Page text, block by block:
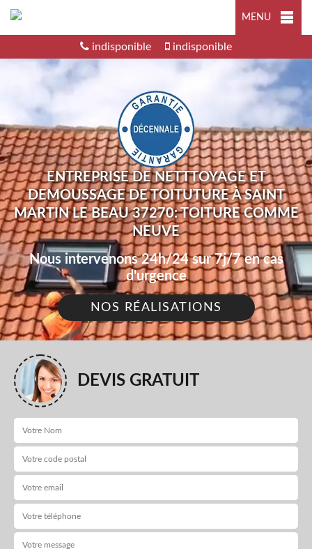
MENU
indisponible indisponible
ENTREPRISE DE NETTTOYAGE ET
DEMOUSSAGE DE TOITUTURE À SAINT
MARTIN LE BEAU 37270: TOITURE COMME
NEUVE
Nous intervenons 24h/24 sur 7j/7 en cas
d'urgence
NOS RÉALISATIONS
DEVIS GRATUIT